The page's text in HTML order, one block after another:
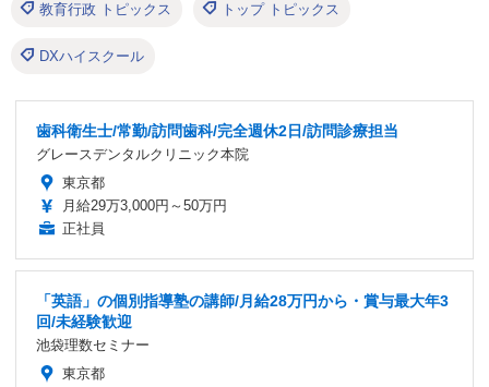
教育行政 トピックス トップ トピックス
DXハイスクール
歯科衛生士/常勤/訪問歯科/完全週休2日/訪問診療担当
グレースデンタルクリニック本院
東京都
月給29万3,000円～50万円
正社員
「英語」の個別指導塾の講師/月給28万円から・賞与最大年3
回/未経験歓迎
池袋理数セミナー
東京都